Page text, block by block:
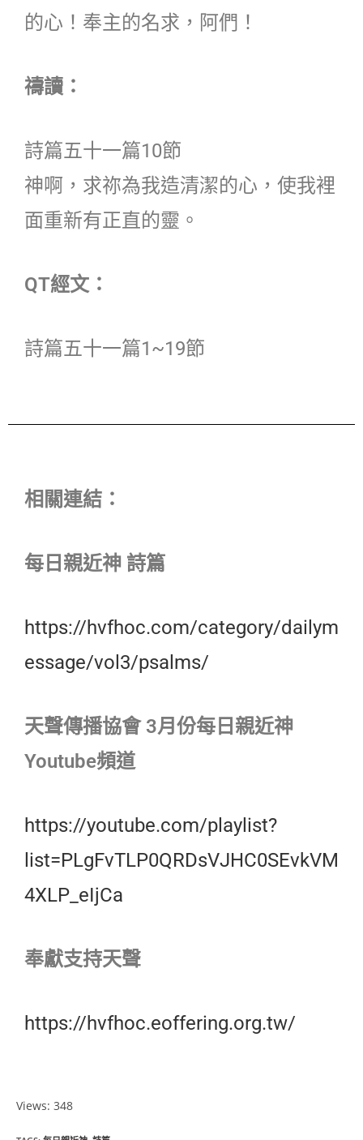
的心！奉主的名求，阿們！
禱讀：
詩篇五十一篇10節
神啊，求祢為我造清潔的心，使我裡
面重新有正直的靈。
QT經文：
詩篇五十一篇1~19節
相關連結：
每日親近神 詩篇
https://hvfhoc.com/category/dailym
essage/vol3/psalms/
天聲傳播協會 3月份每日親近神
Youtube頻道
https://youtube.com/playlist?
list=PLgFvTLP0QRDsVJHC0SEvkVM
4XLP_eIjCa
奉獻支持天聲
https://hvfhoc.eoffering.org.tw/
Views: 348